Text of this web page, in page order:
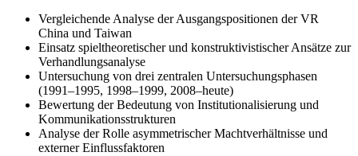
Vergleichende Analyse der Ausgangspositionen der VR
China und Taiwan
Einsatz spieltheoretischer und konstruktivistischer Ansätze zur
Verhandlungsanalyse
Untersuchung von drei zentralen Untersuchungsphasen
(1991–1995, 1998–1999, 2008–heute)
Bewertung der Bedeutung von Institutionalisierung und
Kommunikationsstrukturen
Analyse der Rolle asymmetrischer Machtverhältnisse und
externer Einflussfaktoren